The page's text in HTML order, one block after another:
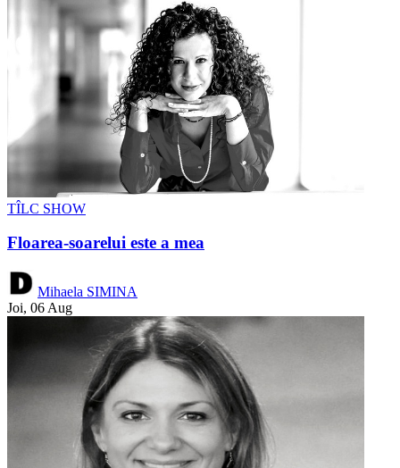
TÎLC SHOW
Floarea-soarelui este a mea
Mihaela SIMINA
Joi, 06 Aug